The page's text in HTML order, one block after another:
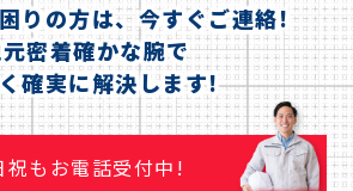
りの方は、今すぐご連絡!
密着確かな腕で
確実に解決します!
祝もお電話受付中!